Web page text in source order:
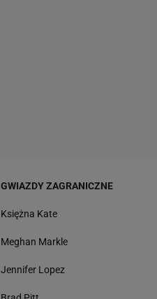
GWIAZDY ZAGRANICZNE
Księżna Kate
Meghan Markle
Jennifer Lopez